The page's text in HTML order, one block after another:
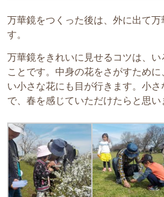
万華鏡をつくった後は、外に出て
す。
万華鏡をきれいに見せるコツは、い
ことです。中身の花をさがすため
い小さな花にも目が行きます。小さ
で、春を感じていただけたらと思い